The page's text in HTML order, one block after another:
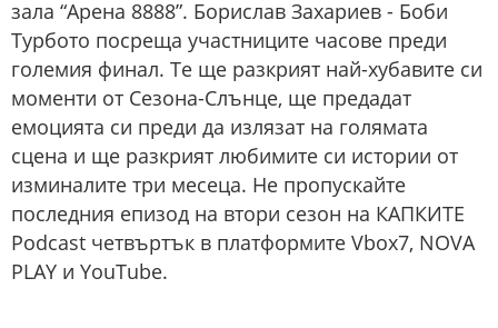
зала “Арена 8888”. Борислав Захариев - Боби
Турбото посреща участниците часове преди
големия финал. Те ще разкрият най-хубавите си
моменти от Сезона-Слънце, ще предадат
емоцията си преди да излязат на голямата
сцена и ще разкрият любимите си истории от
изминалите три месеца. Не пропускайте
последния епизод на втори сезон на КАПКИТЕ
Podcast четвъртък в платформите Vbox7, NOVA
PLAY и YouTube.